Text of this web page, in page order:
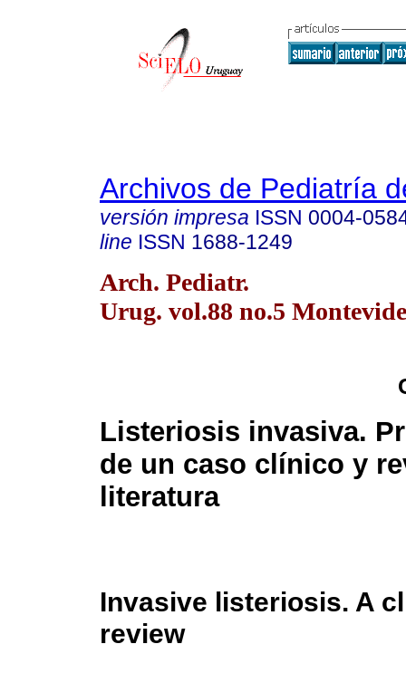
Archivos de Pediatría
versión impresa ISSN 0004-
line ISSN 1688-1249
Arch. Pediatr.
Urug. vol.88 no.5
Listeriosis invasiva.
de un caso clínico y
literatura
Invasive listeriosis. A
review